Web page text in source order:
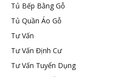
Tủ Bếp Bằng Gỗ
Tủ Quần Áo Gỗ
Tư Vấn
Tư Vấn Định Cư
Tư Vấn Tuyển Dụng